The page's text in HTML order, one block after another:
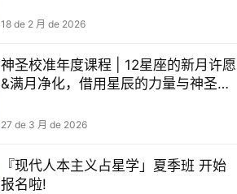
18 de 2 月 de 2026
神圣校准年度课程 | 12星座的新月许愿
&满月净化，借用星辰的力量与神圣对
27 de 3 月 de 2026
『现代人本主义占星学」夏季班 开始
报名啦!